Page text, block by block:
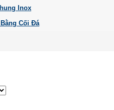
Inox
Cối Đá